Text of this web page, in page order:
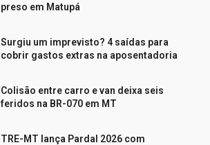
preso em Matupá
Surgiu um imprevisto? 4 saídas para
cobrir gastos extras na aposentadoria
Colisão entre carro e van deixa seis
feridos na BR-070 em MT
TRE-MT lança Pardal 2026 com